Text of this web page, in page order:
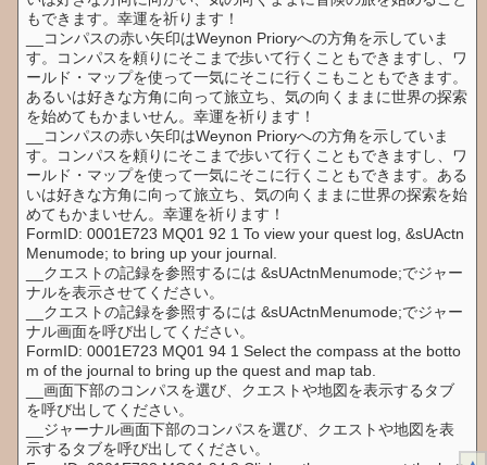
もできます。幸運を祈ります！
__コンパスの赤い矢印はWeynon Prioryへの方角を示していま
す。コンパスを頼りにそこまで歩いて行くこともできますし、ワ
ールド・マップを使って一気にそこに行くこもこともできます。
あるいは好きな方角に向って旅立ち、気の向くままに世界の探索
を始めてもかまいせん。幸運を祈ります！
__コンパスの赤い矢印はWeynon Prioryへの方角を示していま
す。コンパスを頼りにそこまで歩いて行くこともできますし、ワ
ールド・マップを使って一気にそこに行くこともできます。ある
いは好きな方角に向って旅立ち、気の向くままに世界の探索を始
めてもかまいせん。幸運を祈ります！
FormID: 0001E723 MQ01 92 1 To view your quest log, &sUActn
Menumode; to bring up your journal.
__クエストの記録を参照するには &sUActnMenumode;でジャー
ナルを表示させてください。
__クエストの記録を参照するには &sUActnMenumode;でジャー
ナル画面を呼び出してください。
FormID: 0001E723 MQ01 94 1 Select the compass at the botto
m of the journal to bring up the quest and map tab.
__画面下部のコンパスを選び、クエストや地図を表示するタブ
を呼び出してください。
__ジャーナル画面下部のコンパスを選び、クエストや地図を表
示するタブを呼び出してください。